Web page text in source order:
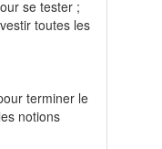
se tester ;
toutes les
terminer le
notions